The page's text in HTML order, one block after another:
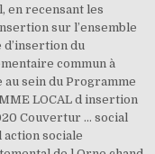
en recensant les
sur l’ensemble
du
commun à
au sein du Programme
LOCAL d insertion
Couvertur ... social
sociale